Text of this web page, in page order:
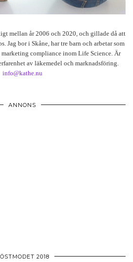
mellan år 2006 och 2020, och gillade då att
Jag bor i Skåne, har tre barn och arbetar som
compliance inom Life Science. Är
av läkemedel och marknadsföring.
info@kathe.nu
ANNONS
2018